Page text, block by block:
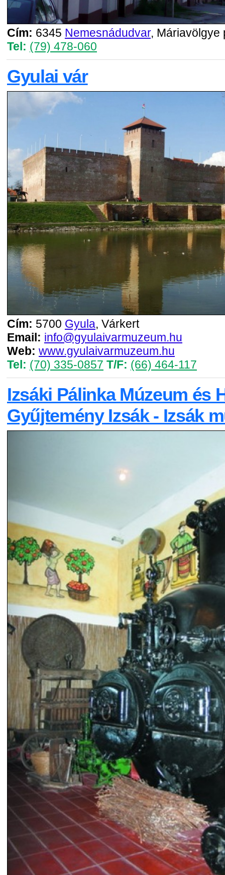
Cím: 6345 Nemesnádudvar, Máriavölgye
Tel: (79) 478-060
Gyulai vár
Cím: 5700 Gyula, Várkert
Email: info@gyulaivarmuzeum.hu
Web: www.gyulaivarmuzeum.hu
Tel: (70) 335-0857 T/F: (66) 464-117
Izsáki Pálinka Múzeum és
Gyűjtemény Izsák - Izsák